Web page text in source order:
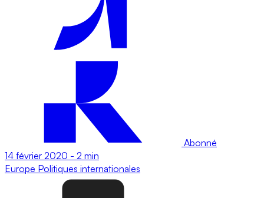
Abonné
14 février 2020 - 2 min
Europe Politiques internationales